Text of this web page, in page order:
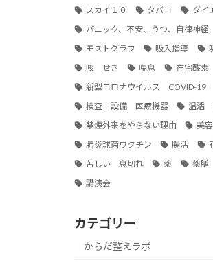
スカイ１０
タバコ
ダイ
パニック、不安、うつ、自律神経
モストグラフ
吸入指導
咳 せき
喘息 在宅酸素
新型コロナウイルス COVID-19
検査 設備 医療機器
温活
禁煙外来をやらない理由
美容
肺炎球菌ワクチン
腸活
苦しい 息切れ
薬 薬膳
講演会
カテゴリー
からだ整えラボ